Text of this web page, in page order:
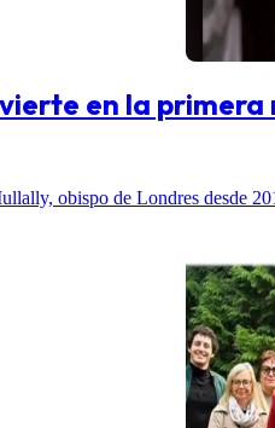
en la
obispo de Londres desde